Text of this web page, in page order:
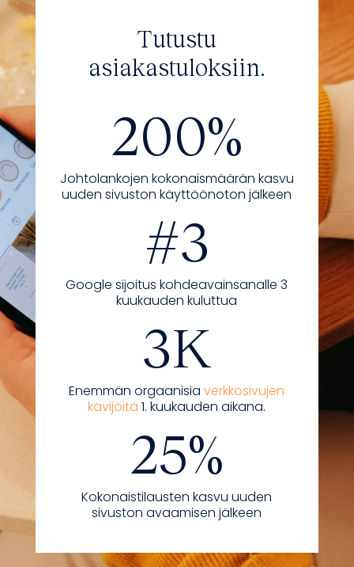
Tutustu
asiakastuloksiin.
200%
Johtolankojen kokonaismäärän kasvu
uuden sivuston käyttöönoton jälkeen
#3
Google sijoitus kohdeavainsanalle 3
kuukauden kuluttua
3K
Enemmän orgaanisiaverkkosivujen
kävijöitä 1. kuukauden aikana.
25%
Kokonaistilausten kasvu uuden
sivuston avaamisen jälkeen